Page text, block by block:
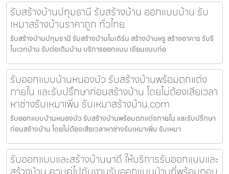
รับสร้างบ้านปทุมธานี รับสร้างบ้าน ออกแบบบ้าน รับ
เหมาสร้างบ้านราคาถูก ทั่วไทย
รับสร้างบ้านปทุมธานี รับสร้างบ้านโมเดิร์น สร้างบ้านหรู สร้างอาคาร รับรี
โนเวทบ้าน รับต่อเติมบ้าน บริการออกแบบ เขียนแบบก่อ
รับออกแบบบ้านหนองบัว รับสร้างบ้านพร้อมตกแต่ง
ภายใน และรับปรึกษาก่อนสร้างบ้าน โดยไม่ต้องเสียเวลา
หาช่างรับเหมาเพิ่ม รับเหมาสร้างบ้าน.com
รับออกแบบบ้านหนองบัว รับสร้างบ้านพร้อมตกแต่งภายใน และรับปรึกษา
ก่อนสร้างบ้าน โดยไม่ต้องเสียเวลาหาช่างรับเหมาเพิ่ม รับเหมา
รับออกแบบและสร้างบ้านนาดี ให้บริการรับออกแบบและ